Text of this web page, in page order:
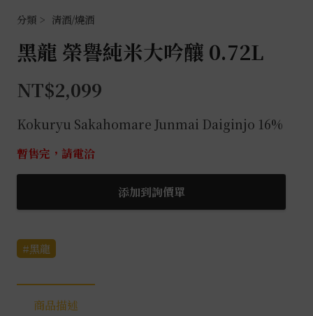
清酒/燒酒
黑龍 榮譽純米大吟釀 0.72L
NT$2,099
Kokuryu Sakahomare Junmai Daiginjo 16%
暫售完，請電洽
添加到詢價單
黑龍
商品描述